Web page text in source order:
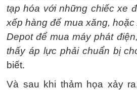
tạp hóa với những chiếc xe
xếp hàng để mua xăng,
Depot để mua máy phát
thấy áp lực phải chuẩn bị
biết.
Và sau khi thảm họa xảy